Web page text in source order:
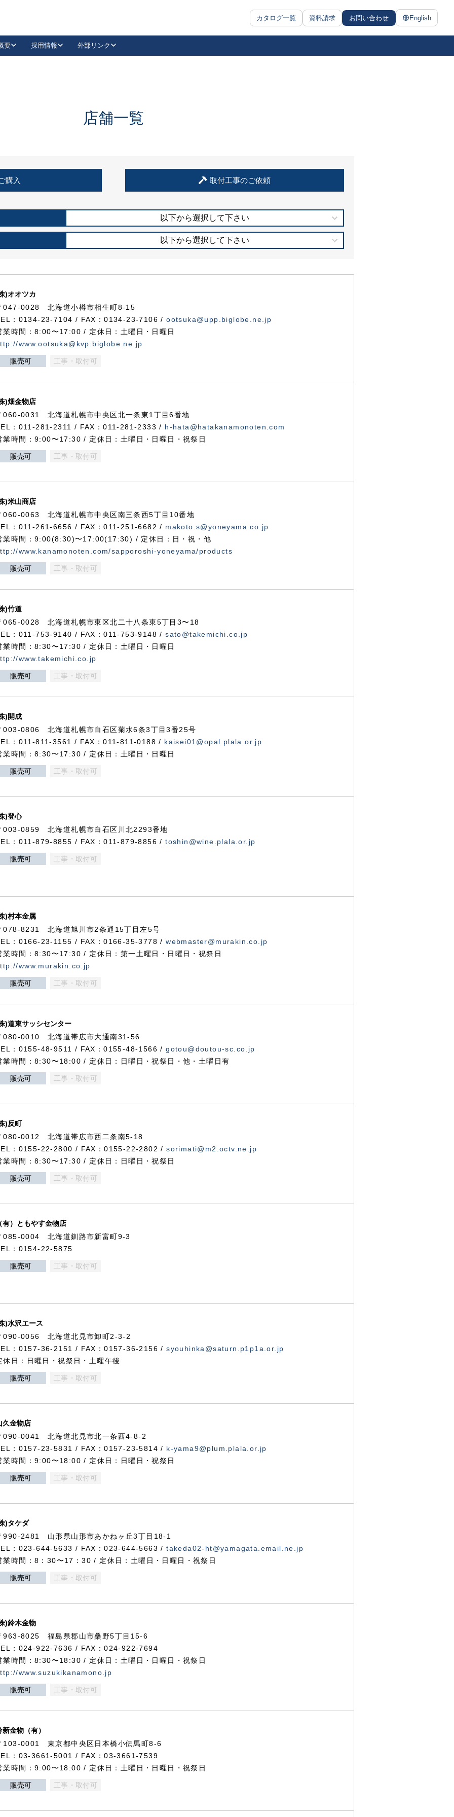
カタログ一覧 資料請求 お問い合わせ English
抗ウイルス・抗菌製品
要 採用情報 外部リンク
LinkedIn
住宅使用部材標準化推進協議会
店舗一覧
購入 取付工事のご依頼
以下から選択して下さい
以下から選択して下さい
)オオツカ
047-0028 北海道小樽市相生町8-15
：0134-23-7104 / FAX：0134-23-7106 /ootsuka@upp.biglobe.ne.jp
業時間：8:00〜17:00 / 定休日：土曜日・日曜日
www.ootsuka@kvp.biglobe.ne.jp
販売可 工事・取付可
)畑金物店
060-0031 北海道札幌市中央区北一条東1丁目6番地
：011-281-2311 / FAX：011-281-2333 / h-hata@hatakanamonoten.com
業時間：9:00〜17:30 / 定休日：土曜日・日曜日・祝祭日
販売可 工事・取付可
)米山商店
060-0063 北海道札幌市中央区南三条西5丁目10番地
：011-261-6656 / FAX：011-251-6682 / makoto.s@yoneyama.co.jp
業時間：9:00(8:30)〜17:00(17:30) / 定休日：日・祝・他
www.kanamonoten.com/sapporoshi-yoneyama/products
販売可 工事・取付可
)竹道
065-0028 北海道札幌市東区北二十八条東5丁目3〜18
：011-753-9140 / FAX：011-753-9148 /sato@takemichi.co.jp
業時間：8:30〜17:30 / 定休日：土曜日・日曜日
www.takemichi.co.jp
販売可 工事・取付可
)開成
003-0806 北海道札幌市白石区菊水6条3丁目3番25号
：011-811-3561 / FAX：011-811-0188 / kaisei01@opal.plala.or.jp
業時間：8:30〜17:30 / 定休日：土曜日・日曜日
販売可 工事・取付可
)登心
003-0859 北海道札幌市白石区川北2293番地
：011-879-8855 / FAX：011-879-8856 /toshin@wine.plala.or.jp
販売可 工事・取付可
)村本金属
078-8231 北海道旭川市2条通15丁目左5号
：0166-23-1155 / FAX：0166-35-3778 /webmaster@murakin.co.jp
業時間：8:30〜17:30 / 定休日：第一土曜日・日曜日・祝祭日
www.murakin.co.jp
販売可 工事・取付可
)道東サッシセンター
080-0010 北海道帯広市大通南31-56
：0155-48-9511 / FAX：0155-48-1566 /gotou@doutou-sc.co.jp
業時間：8:30〜18:00 / 定休日：日曜日・祝祭日・他・土曜日有
販売可 工事・取付可
)反町
080-0012 北海道帯広市西二条南5-18
：0155-22-2800 / FAX：0155-22-2802 /sorimati@m2.octv.ne.jp
業時間：8:30〜17:30 / 定休日：日曜日・祝祭日
販売可 工事・取付可
有）ともやす金物店
085-0004 北海道釧路市新富町9-3
：0154-22-5875
販売可 工事・取付可
)水沢エース
090-0056 北海道北見市卸町2-3-2
：0157-36-2151 / FAX：0157-36-2156 /syouhinka@saturn.p1p1a.or.jp
休日：日曜日・祝祭日・土曜午後
販売可 工事・取付可
久金物店
090-0041 北海道北見市北一条西4-8-2
：0157-23-5831 / FAX：0157-23-5814 / k-yama9@plum.plala.or.jp
業時間：9:00〜18:00 / 定休日：日曜日・祝祭日
販売可 工事・取付可
)タケダ
990-2481 山形県山形市あかねヶ丘3丁目18-1
：023-644-5633 / FAX：023-644-5663 /takeda02-ht@yamagata.email.ne.jp
業時間：8：30〜17：30 / 定休日：土曜日・日曜日・祝祭日
販売可 工事・取付可
)鈴木金物
963-8025 福島県郡山市桑野5丁目15-6
：024-922-7636 / FAX：024-922-7694
業時間：8:30〜18:30 / 定休日：土曜日・日曜日・祝祭日
www.suzukikanamono.jp
販売可 工事・取付可
新金物（有）
103-0001 東京都中央区日本橋小伝馬町8-6
：03-3661-5001 / FAX：03-3661-7539
業時間：9:00〜18:00 / 定休日：土曜日・日曜日・祝祭日
販売可 工事・取付可